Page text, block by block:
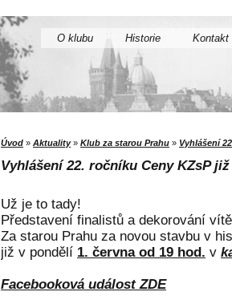
O klubu Historie Kontakt
Úvod » Aktuality» Klub za starou Prahu » Vyhlášení
Vyhlášení 22. ročníku Ceny KZsP
Už je to tady!
Představení finalistů a dekorování
Za starou Prahu za novou stavbu v
již v pondělí 1. června od 19 hod. v
Facebooková událost ZDE